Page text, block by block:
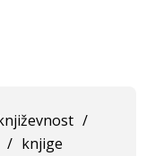
/
/ knjige